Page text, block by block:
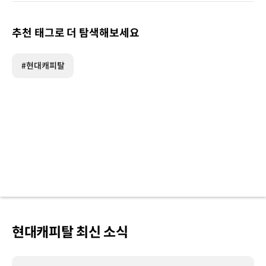
추천 태그로 더 탐색해보세요
#현대캐피탈
현대캐피탈 최신 소식